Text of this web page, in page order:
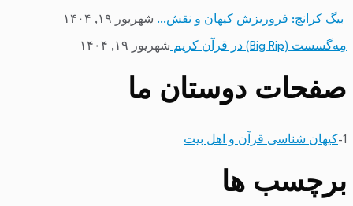
بیگ کرانچ: فروریزش کیهان و نقش… شهریور ۱۹, ۱۴۰۴
مِه‌گسست (Big Rip) در قرآن کریم شهریور ۱۹, ۱۴۰۴
صفحات دوستان ما
1- کیهان شناسی قرآن و اهل بیت
برچسب ها